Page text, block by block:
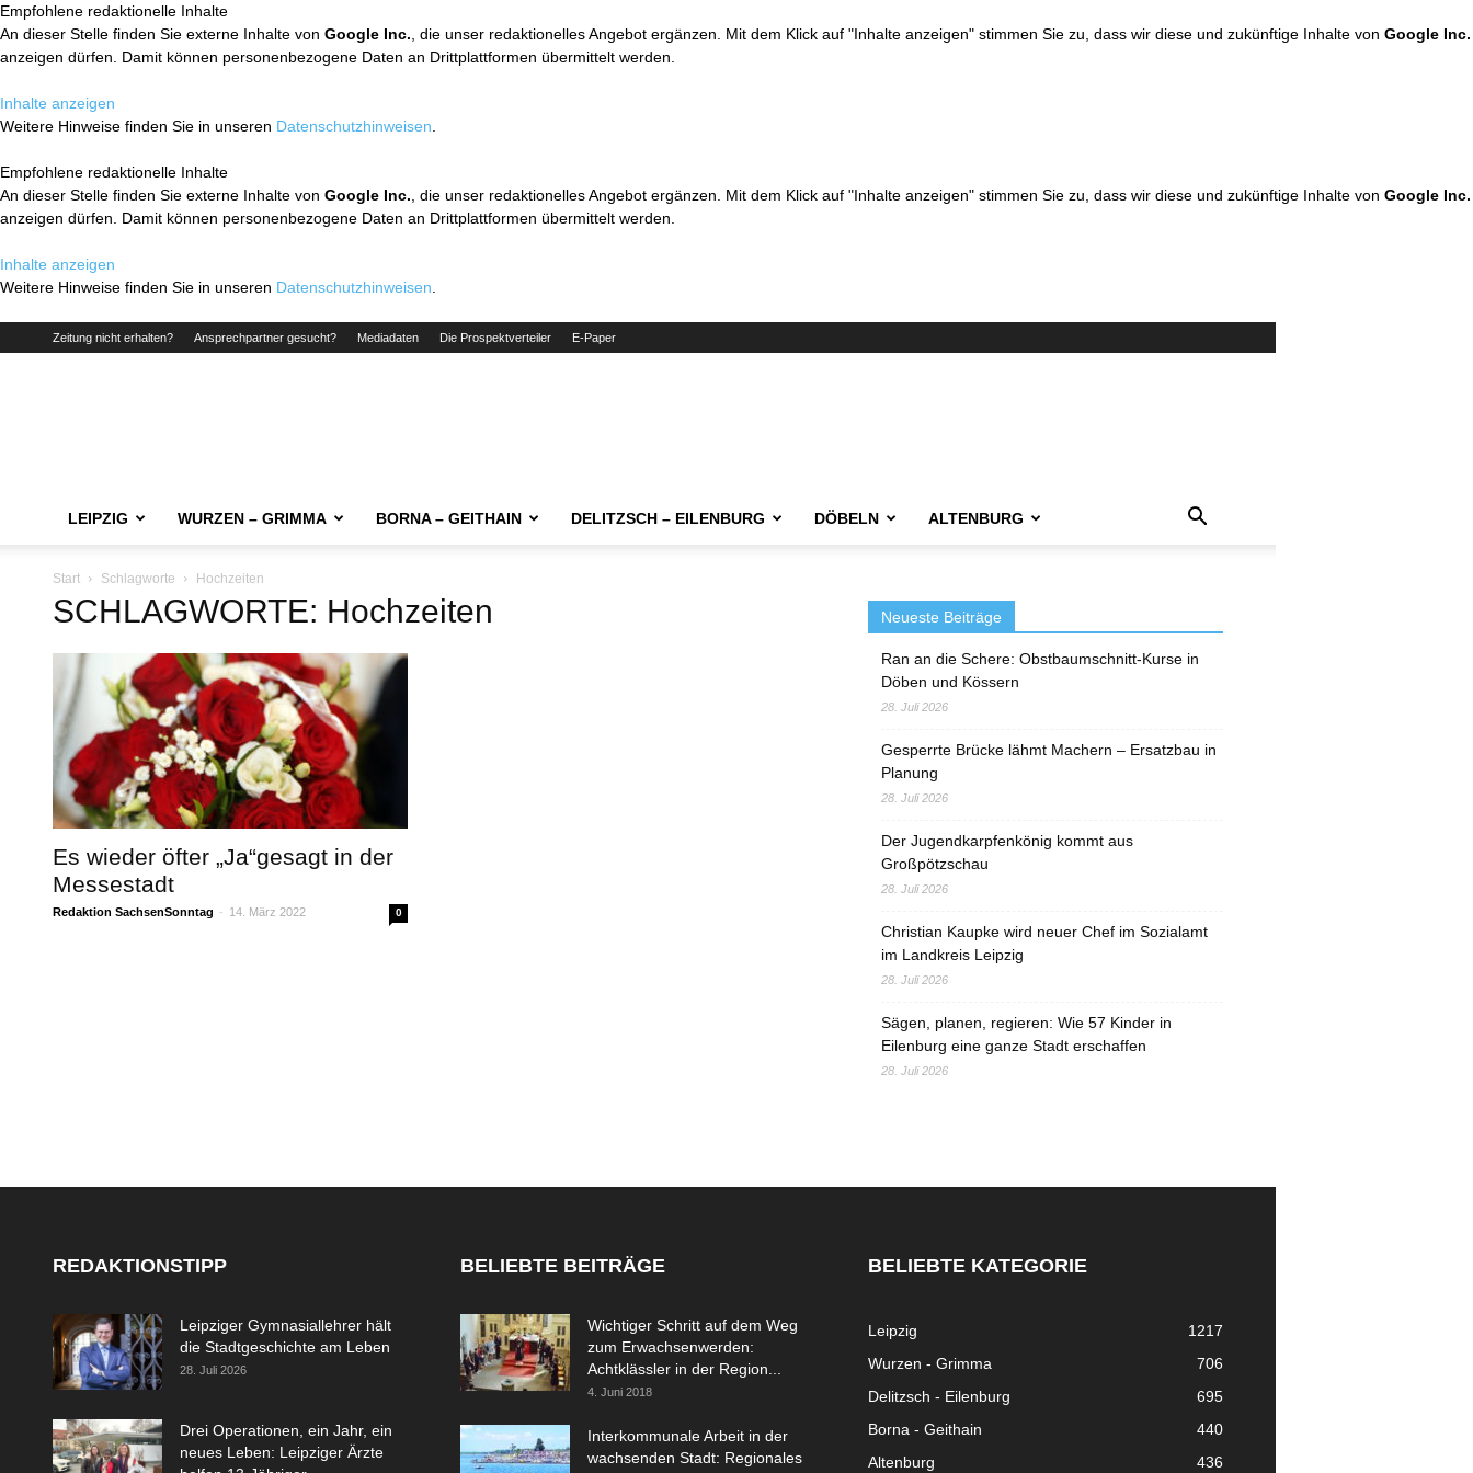
Empfohlene redaktionelle Inhalte
An dieser Stelle finden Sie externe Inhalte von Google Inc. , die unser redaktionelles Angebot ergänzen. Mit dem Klick auf "Inhalte anzeigen" stimmen Sie zu, dass wir diese und zukünftige Inhalte von Google Inc.
anzeigen dürfen. Damit können personenbezogene Daten an Drittplattformen übermittelt werden.
Inhalte anzeigen
Weitere Hinweise finden Sie in unseren Datenschutzhinweisen
Empfohlene redaktionelle Inhalte
An dieser Stelle finden Sie externe Inhalte von Google Inc. , die unser redaktionelles Angebot ergänzen. Mit dem Klick auf "Inhalte anzeigen" stimmen Sie zu, dass wir diese und zukünftige Inhalte von Google Inc.
anzeigen dürfen. Damit können personenbezogene Daten an Drittplattformen übermittelt werden.
Inhalte anzeigen
Weitere Hinweise finden Sie in unseren Datenschutzhinweisen
Zeitung nicht erhalten? Ansprechpartner gesucht? Mediadaten Die Prospektverteiler E-Paper
LEIPZIG WURZEN – GRIMMA BORNA – GEITHAIN DELITZSCH – EILENBURG DÖBELN ALTENBURG
Start Schlagworte Hochzeiten
SCHLAGWORTE: Hochzeiten
Es wieder öfter „Ja“gesagt in der
Messestadt
Redaktion SachsenSonntag - 14. März 2022 0
Neueste Beiträge
Ran an die Schere: Obstbaumschnitt-Kurse in
Döben und Kössern
28. Juli 2026
Gesperrte Brücke lähmt Machern – Ersatzbau in
Planung
28. Juli 2026
Der Jugendkarpfenkönig kommt aus
Großpötzschau
28. Juli 2026
Christian Kaupke wird neuer Chef im Sozialamt
im Landkreis Leipzig
28. Juli 2026
Sägen, planen, regieren: Wie 57 Kinder in
Eilenburg eine ganze Stadt erschaffen
28. Juli 2026
REDAKTIONSTIPP
Leipziger Gymnasiallehrer hält
die Stadtgeschichte am Leben
28. Juli 2026
Drei Operationen, ein Jahr, ein
neues Leben: Leipziger Ärzte
BELIEBTE BEITRÄGE
Wichtiger Schritt auf dem Weg
zum Erwachsenwerden:
Achtklässler in der Region...
4. Juni 2018
Interkommunale Arbeit in der
wachsenden Stadt: Regionales
BELIEBTE KATEGORIE
Leipzig
1217
Wurzen - Grimma
706
Delitzsch - Eilenburg
695
Borna - Geithain
440
Altenburg
436